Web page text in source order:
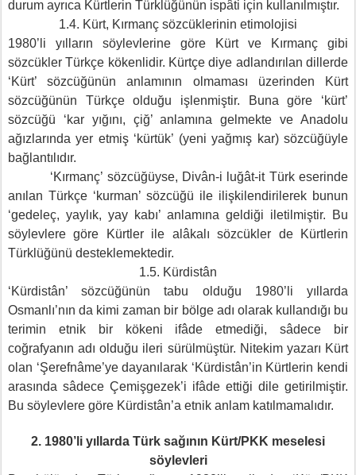
durum ayrıca Kürtlerin Türklüğünün ispâti için kullanılmıştır.
1.4. Kürt, Kırmanç sözcüklerinin etimolojisi
1980’li yılların söylevlerine göre Kürt ve Kırmanç gibi
sözcükler Türkçe kökenlidir. Kürtçe diye adlandırılan dillerde
‘Kürt’ sözcüğünün anlamının olmaması üzerinden Kürt
sözcüğünün Türkçe olduğu işlenmiştir. Buna göre ‘kürt’
sözcüğü ‘kar yığını, çiğ’ anlamına gelmekte ve Anadolu
ağızlarında yer etmiş ‘kürtük’ (yeni yağmış kar) sözcüğüyle
bağlantılıdır.
‘Kırmanç’ sözcüğüyse, Divân-i luğât-it Türk eserinde
anılan Türkçe ‘kurman’ sözcüğü ile ilişkilendirilerek bunun
‘gedeleç, yaylık, yay kabı’ anlamına geldiği iletilmiştir. Bu
söylevlere göre Kürtler ile alâkalı sözcükler de Kürtlerin
Türklüğünü desteklemektedir.
1.5. Kürdistân
‘Kürdistân’ sözcüğünün tabu olduğu 1980’li yıllarda
Osmanlı’nın da kimi zaman bir bölge adı olarak kullandığı bu
terimin etnik bir kökeni ifâde etmediği, sâdece bir
coğrafyanın adı olduğu ileri sürülmüştür. Nitekim yazarı Kürt
olan ‘Şerefnâme’ye dayanılarak ‘Kürdistân’in Kürtlerin kendi
arasında sâdece Çemişgezek’i ifâde ettiği dile getirilmiştir.
Bu söylevlere göre Kürdistân’a etnik anlam katılmamalıdır.
2. 1980’li yıllarda Türk sağının Kürt/PKK meselesi
söylevleri